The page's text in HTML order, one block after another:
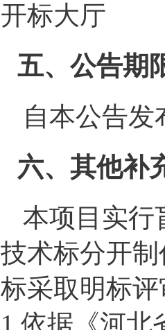
开标大厅
五、公告期
自本公告发
六、其他补
本项目实行
技术标分开
标采取明标
1.依据《河北